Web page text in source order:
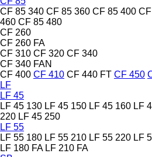
CF 85 340 CF 85 360 CF 85 400
460 CF 85 480
CF 260
CF 260 FA
CF 310 CF 320 CF 340
CF 340 FAN
CF 400 CF 410 CF 440 FT CF 450
LF
LF 45
LF 45 130 LF 45 150 LF 45 160 LF
220 LF 45 250
LF 55
LF 55 180 LF 55 210 LF 55 220 LF
LF 180 FA LF 210 FA